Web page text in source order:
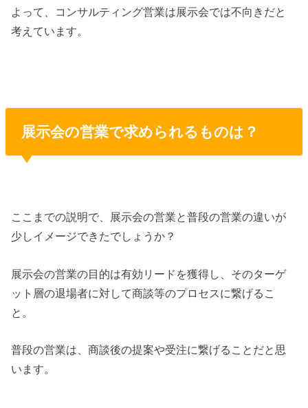
よって、コンサルティング営業は展示会では不向きだと
考えています。
展示会の営業で求められるものは？
ここまでの説明で、展示会の営業と普段の営業の違いが
少しイメージできたでしょうか？
展示会の営業の目的は有効リードを獲得し、そのターゲ
ット層の退場者に対して商談等のプロセスに繋げるこ
と。
普段の営業は、商談後の提案や受注に繋げることだと思
います。